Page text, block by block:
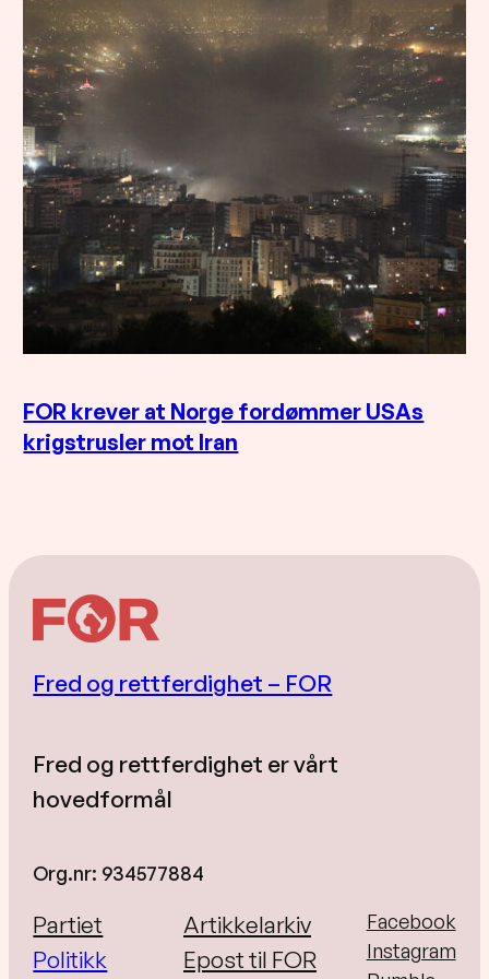
FOR krever at Norge fordømmer USAs
krigstrusler mot Iran
Fred og rettferdighet – FOR
Fred og rettferdighet er vårt
hovedformål
Org.nr: 934577884
Partiet
Politikk
Artikkelarkiv
Epost til FOR
Facebook
Instagram